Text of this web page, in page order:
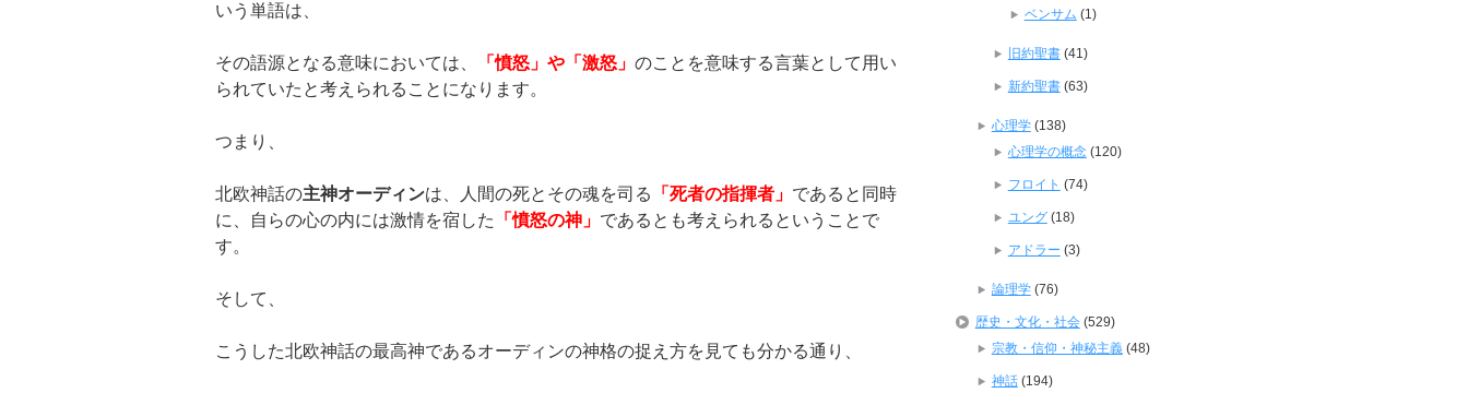
いう単語は、
その語源となる意味においては、 「憤怒」や「激怒」 のことを意味する言葉として用い
られていたと考えられることになります。
つまり、
北欧神話の主神オーディンは、人間の死とその魂を司る 「死者の指揮者」 であると同時
に、自らの心の内には激情を宿した
「憤怒の神」 であるとも考えられるということで
す。
そして、
こうした北欧神話の最高神であるオーディンの神格の捉え方を見ても分かる通り、
ベンサム (1)
旧約聖書(41)
新約聖書(63)
心理学(138)
心理学の概念(120)
フロイト (74)
ユング(18)
アドラー (3)
論理学(76)
歴史・文化・社会(529)
宗教・信仰・神秘主義(48)
神話(194)